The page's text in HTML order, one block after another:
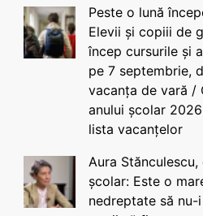
Peste o lună
Elevii și copiii de
încep cursurile și
pe 7 septembrie,
vacanța de vară /
anului școlar
lista vacanțelor
Aura
școlar: Este o
nedreptate să nu-